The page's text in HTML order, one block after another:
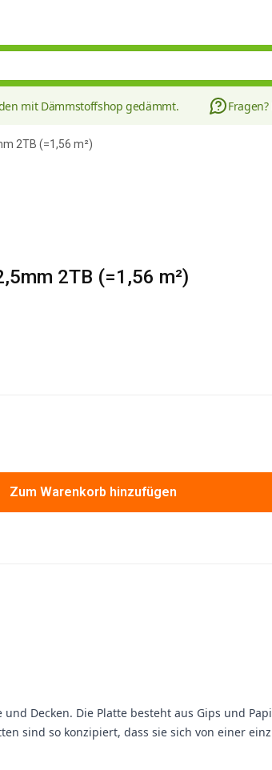
mit Dämmstoffshop gedämmt. Fragen?
2TB (=1,56 m²)
2TB (=1,56 m²)
Zum Warenkorb hinzufügen
Decken. Die Platte besteht aus Gips und
sind so konzipiert, dass sie sich von einer